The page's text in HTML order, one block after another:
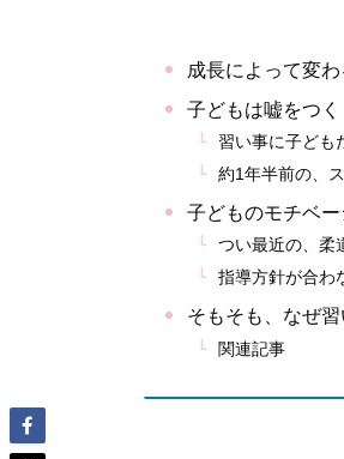
成長によって変
子どもは嘘をつく
習い事に子ども
約1年半前の、
子どものモチベ
つい最近の、柔
指導方針が合わ
そもそも、なぜ
関連記事